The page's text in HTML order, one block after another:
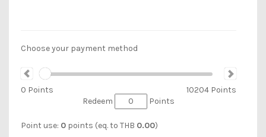
Choose your payment method
0 Points 10204 Points
Redeem
Points
Point use: 0 points (eq. to THB 0.00)